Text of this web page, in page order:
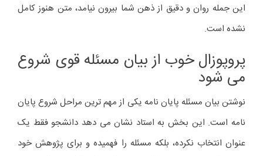
این جمله روان و دقیق از ذهن شما بیرون نیامد، متن هنوز کامل
نشده است.
پروپوزال خوب از بیان مسئله قوی شروع
می شود
نوشتن بیان مسئله پایان نامه یکی از مهم ترین مراحل شروع پایان
نامه است. این بخش به استاد نشان می دهد دانشجو فقط یک
عنوان انتخاب نکرده، بلکه مسئله را فهمیده و برای پژوهش خود